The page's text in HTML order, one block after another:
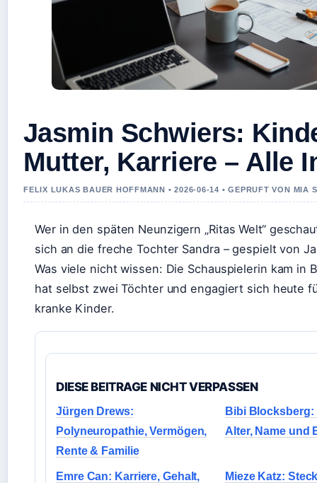
Jasmin Schwiers:
Mutter, Karriere – Alle
FELIX LUKAS BAUER HOFFMANN • 2026-06-14 • GEPRUFT VON MIA
Wer in den späten Neunzigern „Ritas Welt“
sich an die freche Tochter Sandra – gespielt von
Was viele nicht wissen: Die Schauspielerin kam in
hat selbst zwei Töchter und engagiert sich heute
kranke Kinder.
DIESE BEITRAGE NICHT VERPASSEN
Jürgen Drews:
Polyneuropathie, Vermögen,
Rente & Familie
Bibi Blocksberg:
Alter, Name und
Emre Can: Karriere, Gehalt,
Mieze Katz: